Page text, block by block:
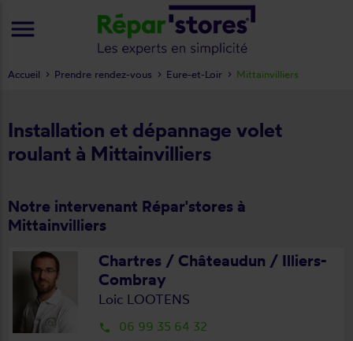
Installation et dépannage volet
roulant à Mittainvilliers
Notre intervenant Répar'stores à
Mittainvilliers
Chartres / Châteaudun / Illiers-
Combray
Loic LOOTENS
local_phone 06 99 35 64 32
Accueil Prendre rendez-vous Eure-et-Loir Mittainvilliers
menu